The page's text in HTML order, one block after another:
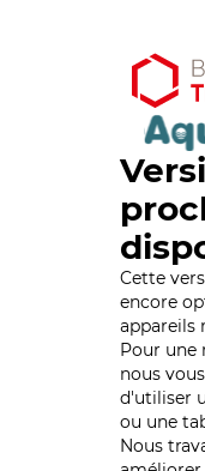
Cette
encore
appareils
Pour une
nous
d'utiliser
ou une
Nous